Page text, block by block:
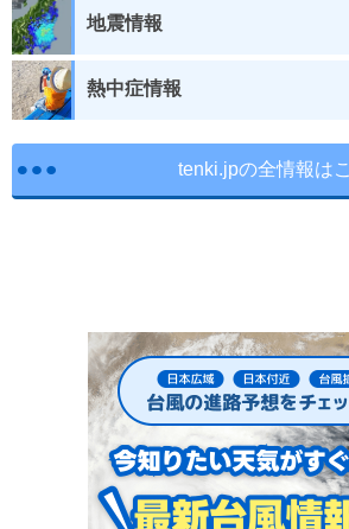
地震情報
熱中症情報
tenki.jpの全情報は